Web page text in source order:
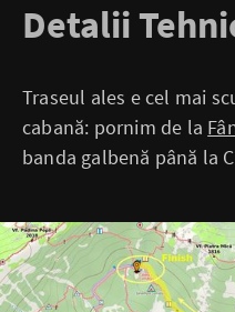
Detalii
Traseul ales e cel mai
cabană: pornim de la
banda galbenă până la